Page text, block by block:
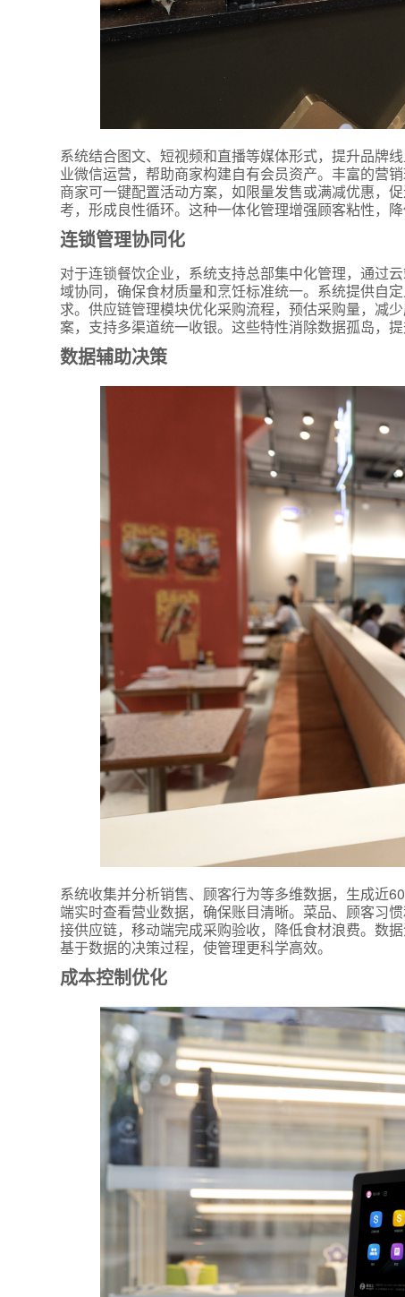
系统结合图文、短视频和直播等媒体形式，提升品牌
业微信运营，帮助商家构建自有会员资产。丰富的营
商家可一键配置活动方案，如限量发售或满减优惠，
考，形成良性循环。这种一体化管理增强顾客粘性，
连锁管理协同化
对于连锁餐饮企业，系统支持总部集中化管理，通过
域协同，确保食材质量和烹饪标准统一。系统提供自
求。供应链管理模块优化采购流程，预估采购量，减
案，支持多渠道统一收银。这些特性消除数据孤岛，
数据辅助决策
系统收集并分析销售、顾客行为等多维数据，生成近
端实时查看营业数据，确保账目清晰。菜品、顾客习
接供应链，移动端完成采购验收，降低食材浪费。数
基于数据的决策过程，使管理更科学高效。
成本控制优化
*
所属业
*我的姓
附加留言